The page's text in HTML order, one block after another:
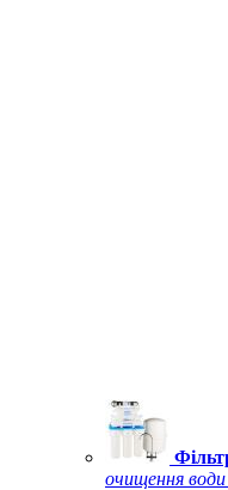
очищення води